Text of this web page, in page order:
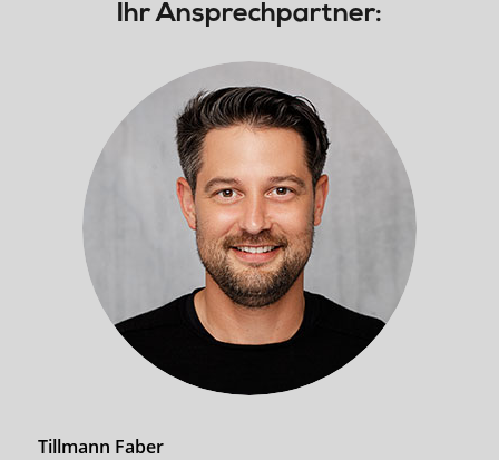
Ihr Ansprechpartner:
Tillmann Faber